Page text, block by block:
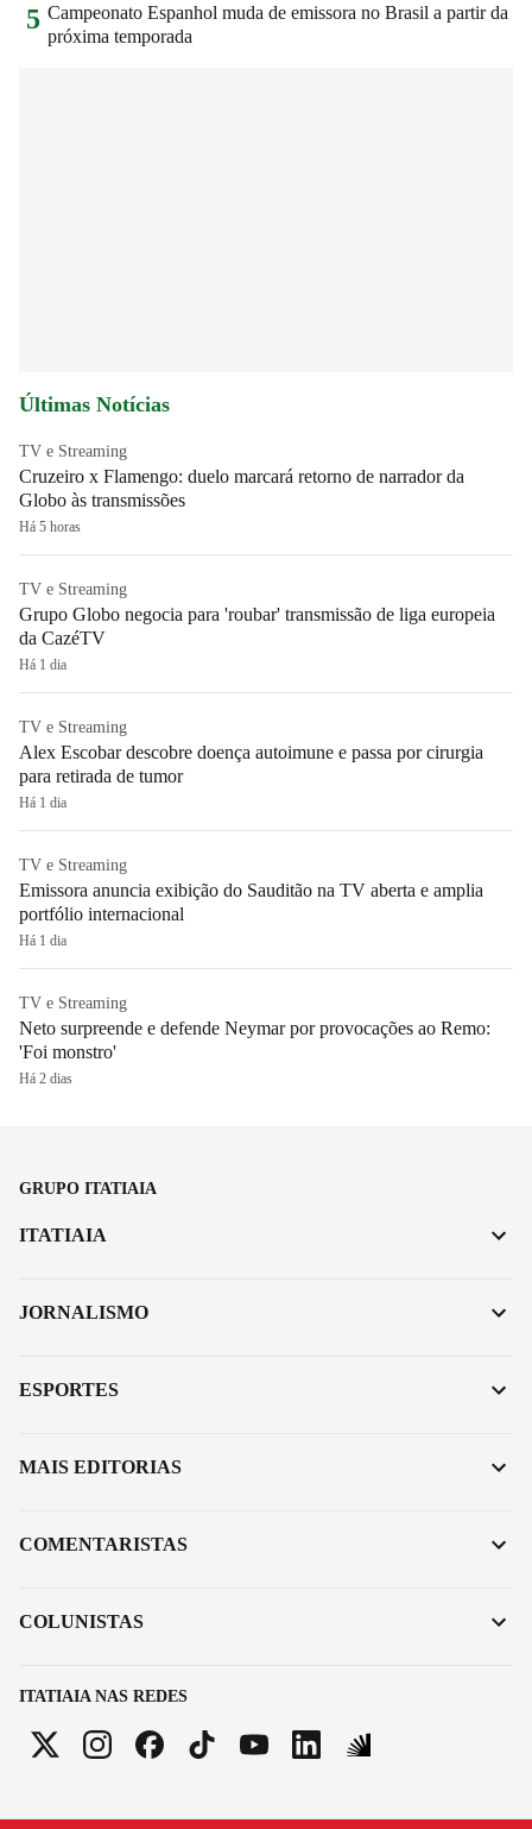
5 Campeonato Espanhol muda de emissora no Brasil a partir da
próxima temporada
Últimas Notícias
TV e Streaming
Cruzeiro x Flamengo: duelo marcará retorno de narrador da
Globo às transmissões
Há 5 horas
TV e Streaming
Grupo Globo negocia para 'roubar' transmissão de liga europeia
da CazéTV
Há 1 dia
TV e Streaming
Alex Escobar descobre doença autoimune e passa por cirurgia
para retirada de tumor
Há 1 dia
TV e Streaming
Emissora anuncia exibição do Sauditão na TV aberta e amplia
portfólio internacional
Há 1 dia
TV e Streaming
Neto surpreende e defende Neymar por provocações ao Remo:
'Foi monstro'
Há 2 dias
GRUPO ITATIAIA
ITATIAIA NAS REDES
ITATIAIA
JORNALISMO
ESPORTES
MAIS EDITORIAS
COMENTARISTAS
COLUNISTAS